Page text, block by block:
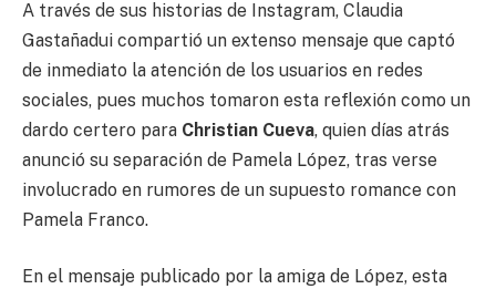
A través de sus historias de Instagram, Claudia
Gastañadui compartió un extenso mensaje que captó
de inmediato la atención de los usuarios en redes
sociales, pues muchos tomaron esta reflexión como un
dardo certero para Christian Cueva, quien días atrás
anunció su separación de Pamela López, tras verse
involucrado en rumores de un supuesto romance con
Pamela Franco.
En el mensaje publicado por la amiga de López, esta